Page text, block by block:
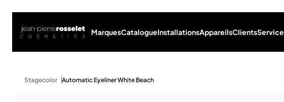
MarquesCatalogueInstallationsAppareilsClientsService
Stagecolor Automatic Eyeliner White Beach